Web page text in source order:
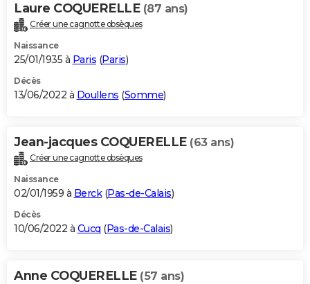
Laure COQUERELLE (87 ans)
Créer une cagnotte obsèques
Naissance
25/01/1935 à Paris (Paris)
Décès
13/06/2022 à Doullens (Somme)
Jean-jacques COQUERELLE (63 ans)
Créer une cagnotte obsèques
Naissance
02/01/1959 à Berck(Pas-de-Calais)
Décès
10/06/2022 à Cucq (Pas-de-Calais)
Anne COQUERELLE (57 ans)